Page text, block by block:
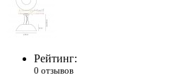
Рейтинг:
0 отзывов